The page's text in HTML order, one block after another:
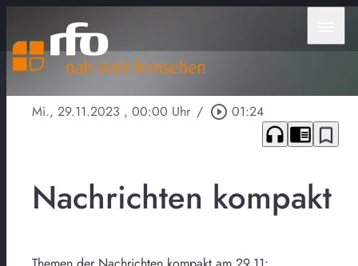
Mi., 29.11.2023 , 00:00 Uhr / play_circle_outline 01:24
headphones chrome_reader_mode bookmark_border
Nachrichten kompakt